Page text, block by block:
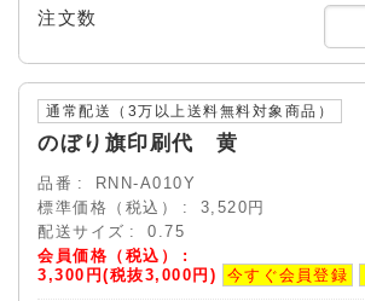
注文数
通常配送（3万以上送料無料対象商品）
のぼり旗印刷代 黄
品番
RNN-A010Y
標準価格（税込）
3,520円
配送サイズ
0.75
会員価格（税込）
3,300円(税抜3,000円)
今すぐ会員登録